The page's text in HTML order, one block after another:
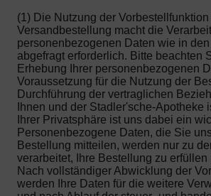
(1) Die Nutzung der Vorbestellfunktion
Versandbestellung macht die
personenbezogenen Daten wie in
abgefragt erforderlich. Bitte beachten
Erhebung Ihrer personenbezogenen
Voraussetzung für die Nutzung der
Durchführung der vertraglichen
Ihnen und der Stadler'sche-Apotheke
Ihrer Privatsphäre ist uns dabei ein
Personenbezogene Daten, die Sie
Bestellung mitteilen, werden nur zu
verarbeitet, Ihre Bestellung zu
Nach vollständiger Abwicklung der
werden Ihre Daten für die weitere